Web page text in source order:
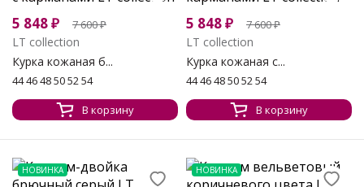
5 848₽ 7 600₽
LT collection
Курка кожаная б...
44 46 48 50 52 54
В корзину
5 848₽ 7 600₽
LT collection
Курка кожаная с...
44 46 48 50 52 54
В корзину
НОВИНКА НОВИНКА